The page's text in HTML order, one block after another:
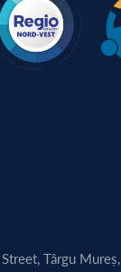
Târgu Mureș,